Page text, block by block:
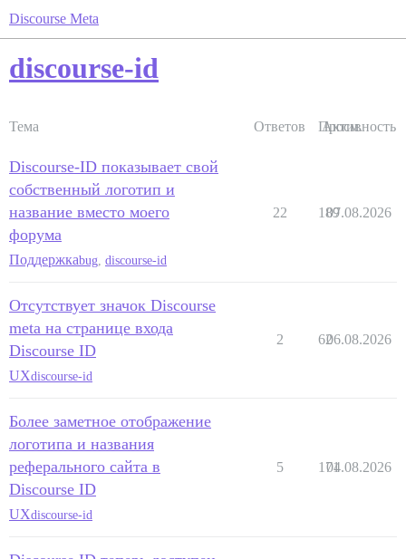
Discourse Meta
discourse-id
Тема Ответов Просм.
Активность
Discourse-ID показывает свой
собственный логотип и
название вместо моего
форума
Поддержкаbug discourse-id
22 189
07.08.2026
Отсутствует значок Discourse
meta на странице входа
Discourse ID
UXdiscourse-id
2 6206.08.2026
Более заметное отображение
логотипа и названия
реферального сайта в
Discourse ID
UXdiscourse-id
5 171
04.08.2026